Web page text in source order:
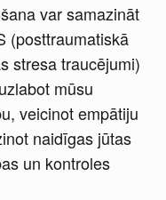
var samazināt
(posttraumatiskā
stresa traucējumi)
mūsu
veicinot empātiju
naidīgas jūtas
un kontroles